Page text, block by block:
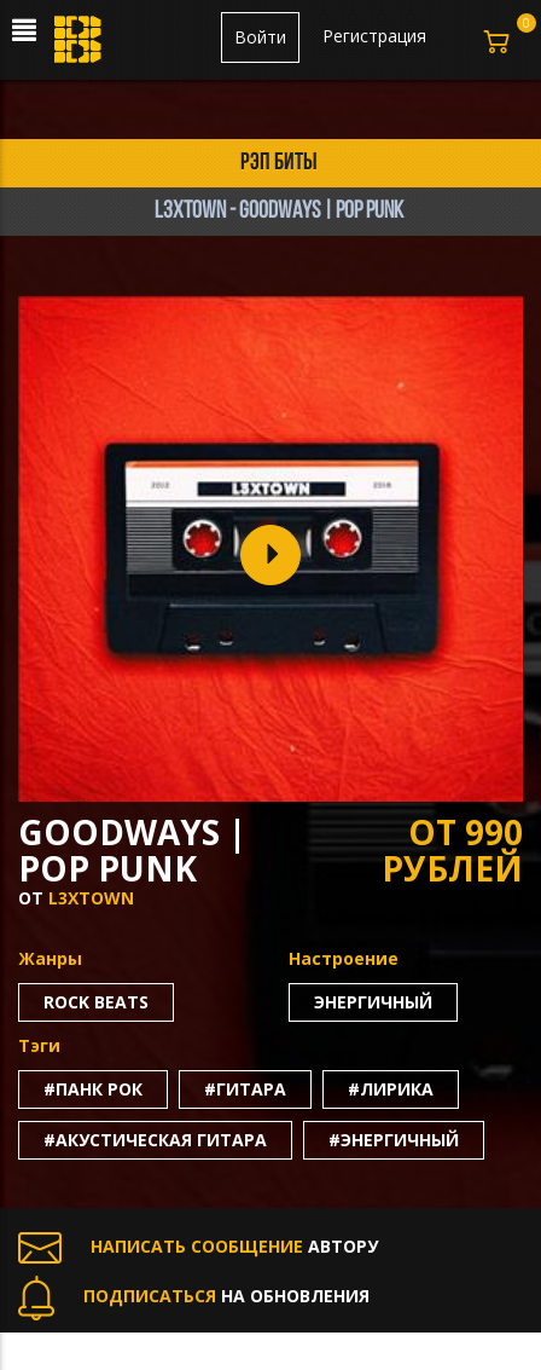
Регистрация
Войти
рэп биты
L3XTOWN - GOODWAYS | Pop Punk
GOODWAYS |
POP PUNK
ОТ L3XTOWN
ОТ 990
РУБЛЕЙ
Жанры
ROCK BEATS
Настроение
ЭНЕРГИЧНЫЙ
Тэги
#ПАНК РОК
#ГИТАРА #ЛИРИКА
#АКУСТИЧЕСКАЯ ГИТАРА #ЭНЕРГИЧНЫЙ
НАПИСАТЬ СООБЩЕНИЕ АВТОРУ
ПОДПИСАТЬСЯ НА ОБНОВЛЕНИЯ
0